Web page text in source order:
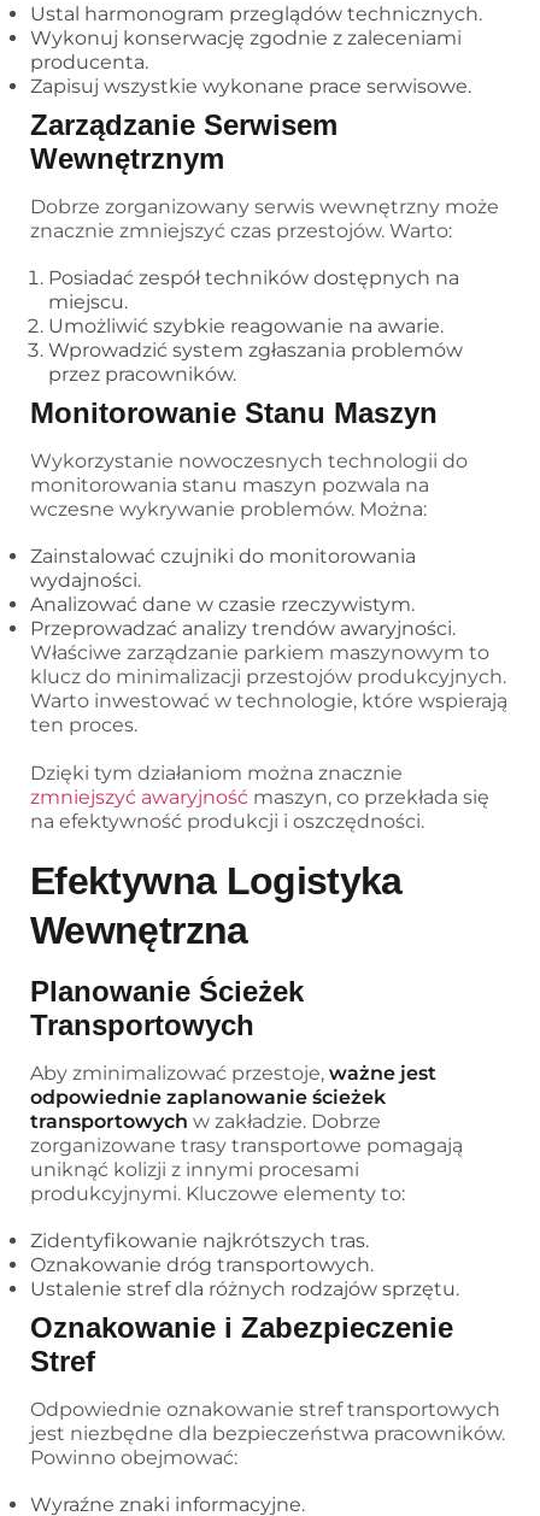
Ustal harmonogram przeglądów technicznych.
Wykonuj konserwację zgodnie z zaleceniami
producenta.
Zapisuj wszystkie wykonane prace serwisowe.
Zarządzanie Serwisem
Wewnętrznym
Dobrze zorganizowany serwis wewnętrzny może
znacznie zmniejszyć czas przestojów. Warto:
Posiadać zespół techników dostępnych na
miejscu.
Umożliwić szybkie reagowanie na awarie.
Wprowadzić system zgłaszania problemów
przez pracowników.
Monitorowanie Stanu Maszyn
Wykorzystanie nowoczesnych technologii do
monitorowania stanu maszyn pozwala na
wczesne wykrywanie problemów. Można:
Zainstalować czujniki do monitorowania
wydajności.
Analizować dane w czasie rzeczywistym.
Przeprowadzać analizy trendów awaryjności.
Właściwe zarządzanie parkiem maszynowym to
klucz do minimalizacji przestojów produkcyjnych.
Warto inwestować w technologie, które wspierają
ten proces.
Dzięki tym działaniom można znacznie
zmniejszyć awaryjność maszyn, co przekłada się
na efektywność produkcji i oszczędności.
Efektywna Logistyka
Wewnętrzna
Planowanie Ścieżek
Transportowych
Aby zminimalizować przestoje, ważne jest
odpowiednie zaplanowanie ścieżek
transportowych w zakładzie. Dobrze
zorganizowane trasy transportowe pomagają
uniknąć kolizji z innymi procesami
produkcyjnymi. Kluczowe elementy to:
Zidentyfikowanie najkrótszych tras.
Oznakowanie dróg transportowych.
Ustalenie stref dla różnych rodzajów sprzętu.
Oznakowanie i Zabezpieczenie
Stref
Odpowiednie oznakowanie stref transportowych
jest niezbędne dla bezpieczeństwa pracowników.
Powinno obejmować:
Wyraźne znaki informacyjne.